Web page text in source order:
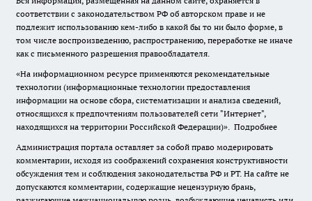
соответствии с законодательством РФ об авторском праве и не
подлежит использованию кем-либо в какой бы то ни было форме, в
том числе воспроизведению, распространению, переработке не иначе
как с письменного разрешения правообладателя.
«На информационном ресурсе применяются рекомендательные
технологии (информационные технологии предоставления
информации на основе сбора, систематизации и анализа сведений,
относящихся к предпочтениям пользователей сети "Интернет",
находящихся на территории Российской Федерации)». Подробнее
Администрация портала оставляет за собой право модерировать
комментарии, исходя из соображений сохранения конструктивности
обсуждения тем и соблюдения законодательства РФ и РТ. На сайте не
допускаются комментарии, содержащие нецензурную брань,